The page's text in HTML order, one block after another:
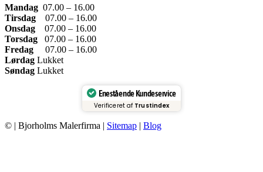
Mandag 07.00 – 16.00
Tirsdag 07.00 – 16.00
Onsdag 07.00 – 16.00
Torsdag 07.00 – 16.00
Fredag 07.00 – 16.00
Lørdag Lukket
Søndag Lukket
Enestående Kundeservice
Verificeret af Trustindex
© | Bjorholms Malerfirma | Sitemap | Blog